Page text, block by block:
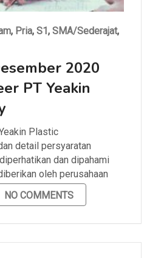
, Pria, S1, SMA/Sederajat,
2020
PT Yeakin
Plastic
detail persyaratan
dan dipahami
oleh perusahaan
NO COMMENTS